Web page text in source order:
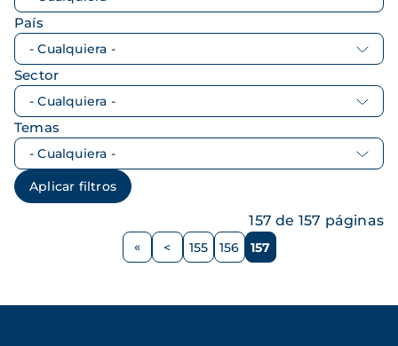
País
Sector
Temas
Página
< Página
155 Página
156 Página
157
157 de 157 páginas